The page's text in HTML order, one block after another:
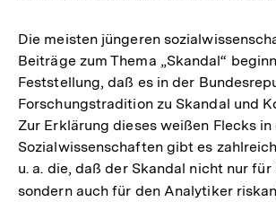
Die meisten jüngeren
Beiträge zum Thema „Skandal“
Feststellung, daß es in der
Forschungstradition zu Skandal und
Zur Erklärung dieses weißen Flecks in
Sozialwissenschaften gibt es
u. a. die, daß der Skandal nicht nur für
sondern auch für den Analytiker